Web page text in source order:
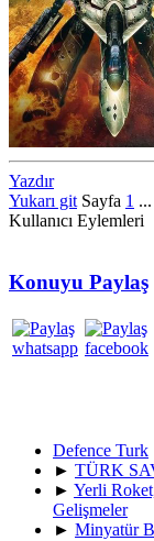
Yazdır
Yukarı git Sayfa 1 ...
Kullanıcı Eylemleri
Konuyu Paylaş
Defence Turk
► TÜRK
► Yerli
Gelişmeler
► Minyatür